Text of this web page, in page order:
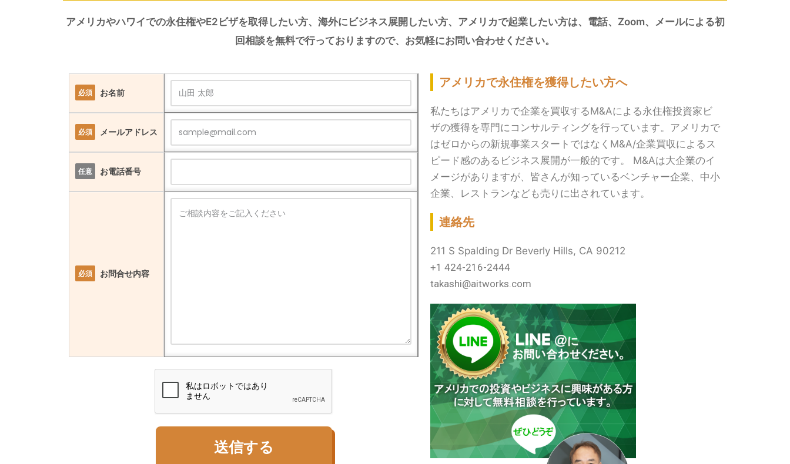
アメリカやハワイでの永住権やE2ビザを取得したい方、海外にビジネス展開したい方、アメリカで起業したい方は、電話、Zoom、メールによる初
回相談を無料で行っておりますので、お気軽にお問い合わせください。
必須 お名前
必須 メールアドレス
任意 お電話番号
必須 お問合せ内容
アメリカで永住権を獲得したい方へ
私たちはアメリカで企業を買収するM&Aによる永住権投資家ビ
ザの獲得を専門にコンサルティングを行っています。 アメリカで
はゼロからの新規事業スタートではなくM&A/企業買収によるス
ピード感のあるビジネス展開が一般的です。 M&Aは大企業のイ
メージがありますが、皆さんが知っているベンチャー企業、中小
企業、レストランなども売りに出されています。
連絡先
211 S Spalding Dr Beverly Hills, CA 90212
+1 424-216-2444
takashi@aitworks.com